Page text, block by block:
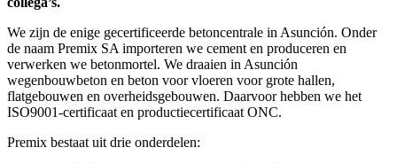
We zijn de enige gecertificeerde betoncentrale in Asunción. Onder
de naam Premix SA importeren we cement en produceren en
verwerken we betonmortel. We draaien in Asunción
wegenbouwbeton en beton voor vloeren voor grote hallen,
flatgebouwen en overheidsgebouwen. Daarvoor hebben we het
ISO9001-certificaat en productiecertificaat ONC.
Premix bestaat uit drie onderdelen: